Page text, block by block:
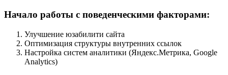
Начало работы с поведенческими факторами:
Улучшение юзабилити сайта
Оптимизация структуры внутренних ссылок
Настройка систем аналитики (Яндекс.Метрика, Google
Analytics)